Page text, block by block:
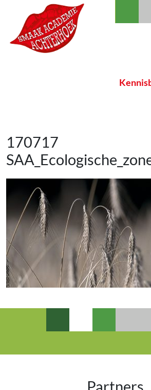
Ga naar de inhoud
Hoofdnavigatie
170717
Partners